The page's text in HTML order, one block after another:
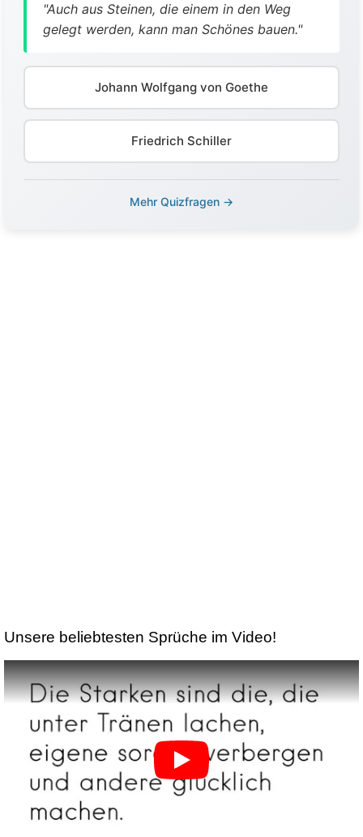
"Auch aus Steinen, die einem in den Weg
gelegt werden, kann man Schönes bauen."
Johann Wolfgang von Goethe
Friedrich Schiller
Mehr Quizfragen →
Unsere beliebtesten Sprüche im Video!